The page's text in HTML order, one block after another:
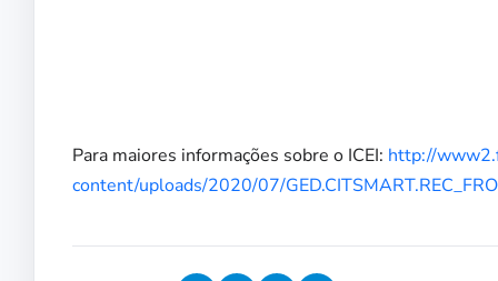
Para maiores informações sobre o ICEI: http://
content/uploads/2020/07/